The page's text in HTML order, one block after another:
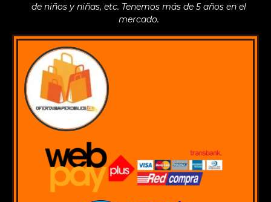
de niños y niñas, etc. Tenemos más de 5 años en el
mercado.